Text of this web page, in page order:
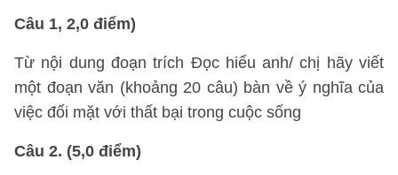
Câu 1, 2,0 điểm)
Từ nội dung đoạn trích Đọc hiểu anh/ chị hãy viết
một đoạn văn (khoảng 20 câu) bàn về ý nghĩa của
việc đối mặt với thất bại trong cuộc sống
Câu 2. (5,0 điểm)